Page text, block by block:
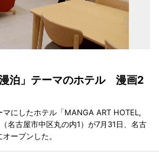
泊」テーマのホテル 漫画2
マにしたホテル「MANGA ART HOTEL,
名古屋市中区丸の内1）が7月31日、名古
ープンした。